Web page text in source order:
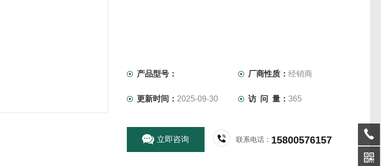
产品型号： 厂商性质：经销商
更新时间： 2025-09-30 访 问 量：365
立即咨询 联系电话： 15800576157